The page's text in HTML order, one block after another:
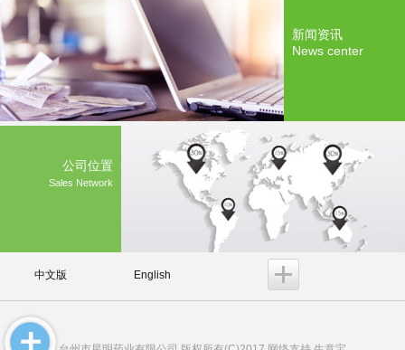
新闻资讯
News center
公司位置
Sales Network
中文版 English